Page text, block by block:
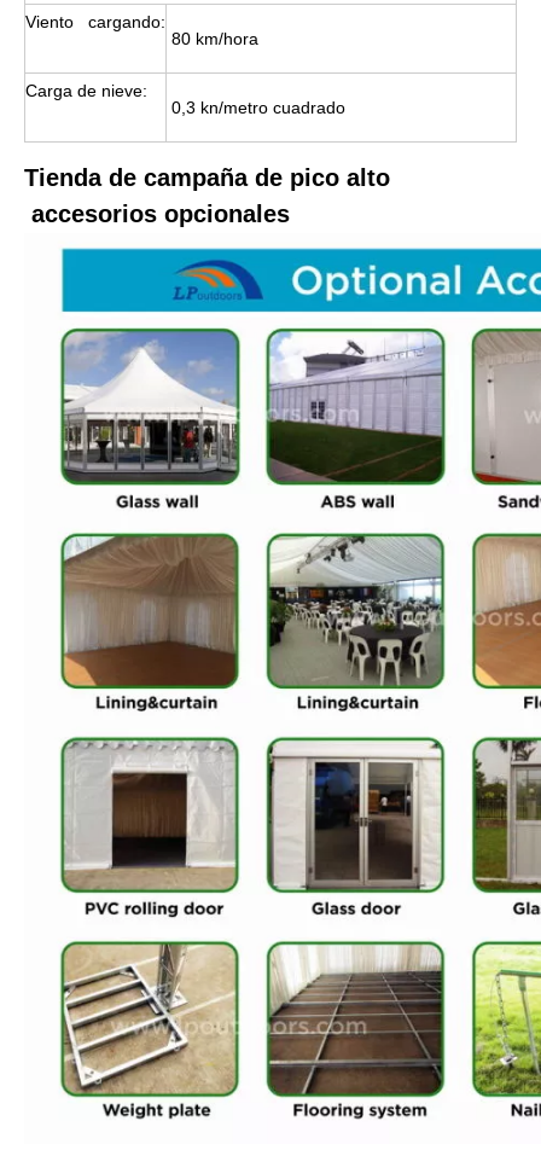
Viento cargando:
80 km/hora
Carga de nieve:
0,3 kn/metro cuadrado
Tienda de campaña de pico alto
accesorios opcionales